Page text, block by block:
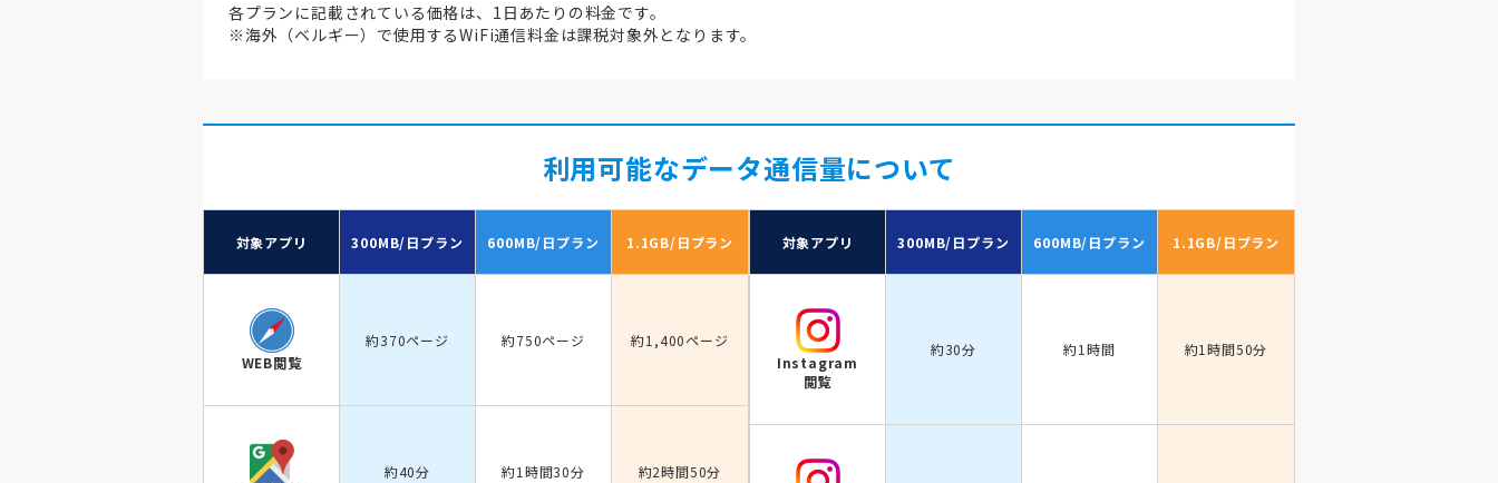
各プランに記載されている価格は、1日あたりの料金です。
※海外（ベルギー）で使用するWiFi通信料金は課税対象外となります。
利用可能なデータ通信量について
対象アプリ 300MB/日プラン 600MB/日プラン 1.1GB/日プラン
WEB閲覧
約370ページ 約750ページ 約1,400ページ
約40分 約1時間30分 約2時間50分
対象アプリ 300MB/日プラン 600MB/日プラン 1.1GB/日プラン
Instagram
閲覧
約30分 約1時間 約1時間50分